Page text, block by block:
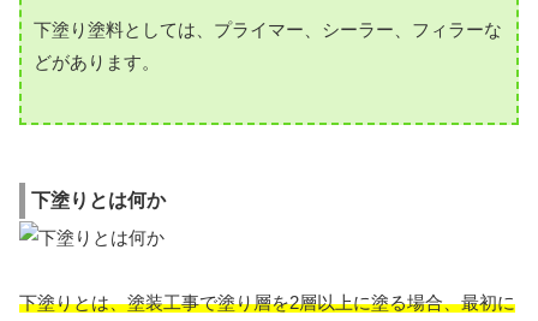
下塗り塗料としては、プライマー、シーラー、フィラーな
どがあります。
下塗りとは何か
下塗りとは、塗装工事で塗り層を2層以上に塗る場合、最初に